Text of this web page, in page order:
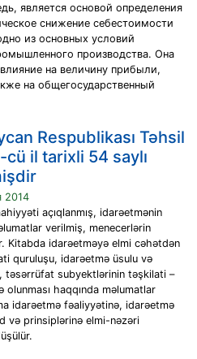
является основой определения
снижение себестоимости
из основных условий
производства. Она
на величину прибыли,
на общегосударственный
Respublikası Təhsil
il tarixli 54 saylı
2014
açıqlanmış, idarəetmənin
verilmiş, menecerlərin
Kitabda idarəetməyə elmi cəhətdən
quruluşu, idarəetmə üsulu və
təsərrüfat subyektlərinin təşkilati –
olunması haqqında məlumatlar
idarəetmə fəaliyyətinə, idarəetmə
və prinsiplərinə elmi-nəzəri